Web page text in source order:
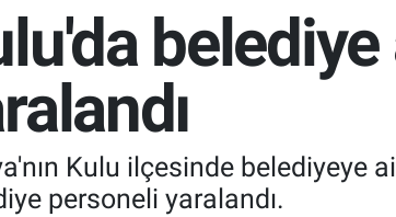
belediye
Kulu ilçesinde belediyeye
personeli yaralandı.